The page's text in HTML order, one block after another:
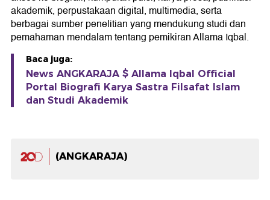
akademik, perpustakaan digital, multimedia, serta
berbagai sumber penelitian yang mendukung studi dan
pemahaman mendalam tentang pemikiran Allama Iqbal.
Baca juga:
News ANGKARAJA $ Allama Iqbal Official
Portal Biografi Karya Sastra Filsafat Islam
dan Studi Akademik
(ANGKARAJA)